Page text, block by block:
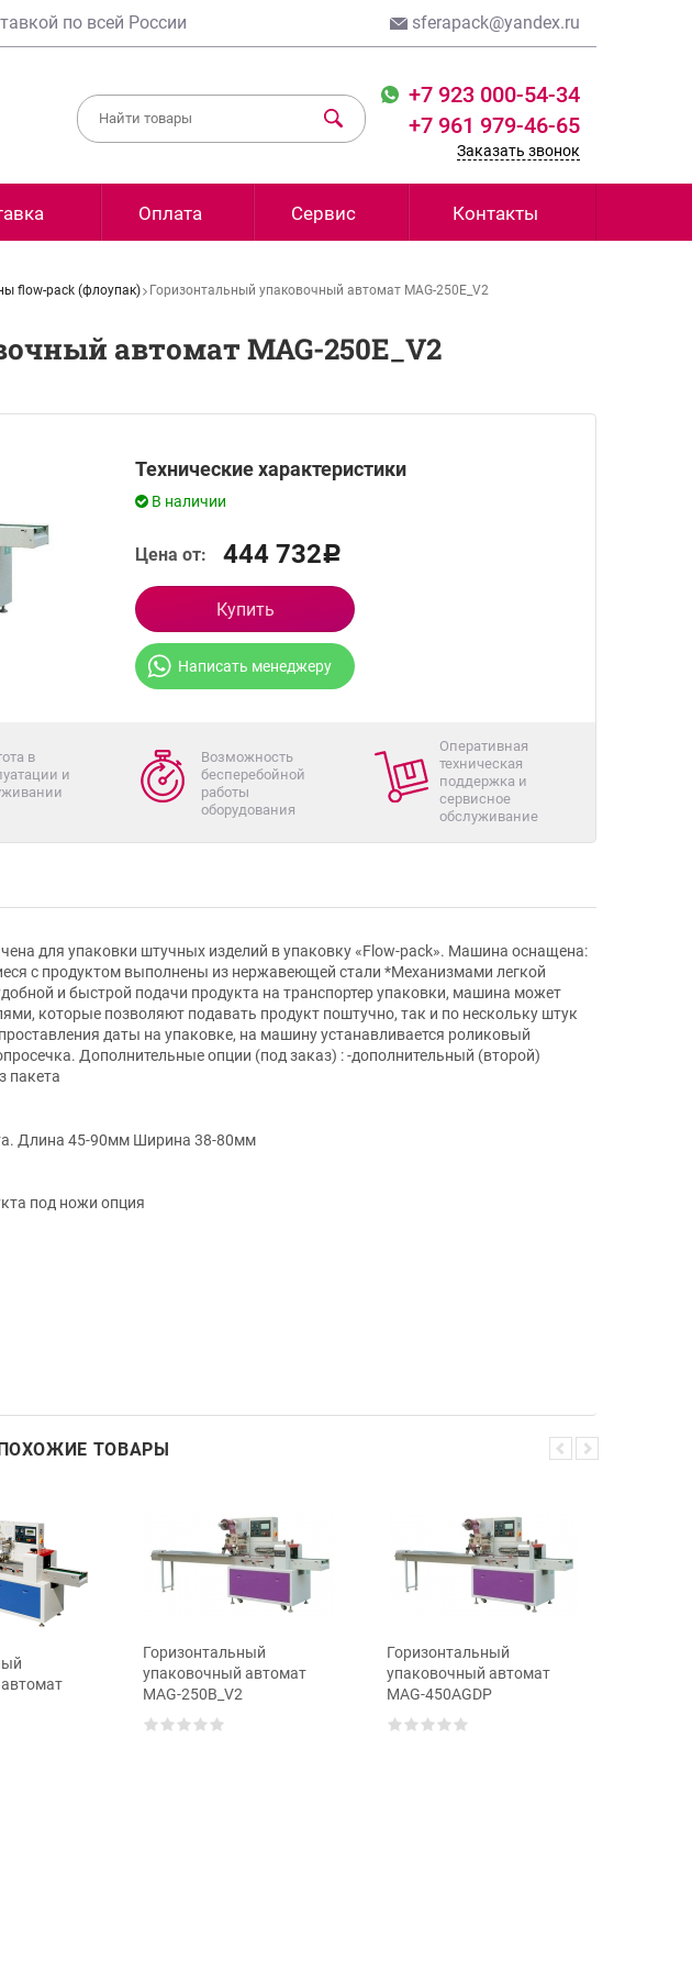
по всей России sferapack@yandex.ru
+7 923 000-54-34
+7 961 979-46-65
Заказать звонок
Оплата Сервис Контакты
flow-pack (флоупак) Горизонтальный упаковочный автомат MAG-250Е_V2
автомат MAG-250Е_V2
Технические характеристики
В наличии
Цена от: 444 732Р
Купить
Написать менеджеру
в
и
Возможность
бесперебойной
работы
оборудования
Оперативная
техническая
поддержка и
сервисное
обслуживание
для упаковки штучных изделий в упаковку «Flow-pack». Машина оснащена:
с продуктом выполнены из нержавеющей стали *Механизмами легкой
и быстрой подачи продукта на транспортер упаковки, машина может
которые позволяют подавать продукт поштучно, так и по нескольку штук
даты на упаковке, на машину устанавливается роликовый
Дополнительные опции (под заказ) : -дополнительный (второй)
пакета
Длина 45-90мм Ширина 38-80мм
под ножи опция
ТОВАРЫ
Горизонтальный
упаковочный автомат
MAG-250B_V2
Горизонтальный
упаковочный автомат
MAG-450AGDP